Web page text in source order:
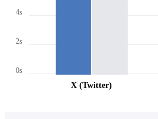
4s
2s
0s
X (Twitter)